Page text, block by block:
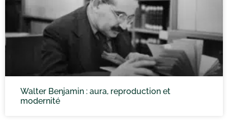
Walter Benjamin : aura, reproduction et
modernité